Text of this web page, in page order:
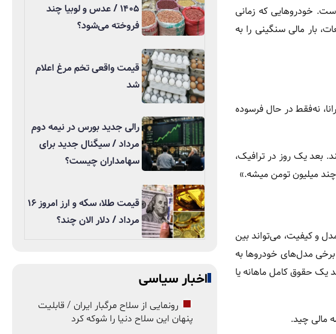
خودروهایی که زمانی
بار مالی سنگینی را به
مثل پژو ۲۰۶، پژو ۴۰۵، پراید، تیبا، سمند و رانا، نه‌فقط در حال فرسوده
بعد یک روز در ترافیک،
میلیون تومن میشه.»
و کیفیت، می‌تواند بین
در برخی مدل‌های خودروها به
یک حقوق کامل ماهانه یا
مالی چید.
۱۴۰۵ / عدس و لوبیا چند
فروخته می‌شود؟
قیمت واقعی تخم مرغ اعلام
شد
رالی جدید بورس در نیمه دوم
مرداد / سیگنال جدید برای
سهامداران چیست؟
قیمت طلا، سکه و ارز امروز ۱۶
مرداد / دلار الان چند؟
اخبار سیاسی
رونمایی از سلاح مرگبار ایران / قابلیت
پنهان این سلاح دنیا را شوکه کرد